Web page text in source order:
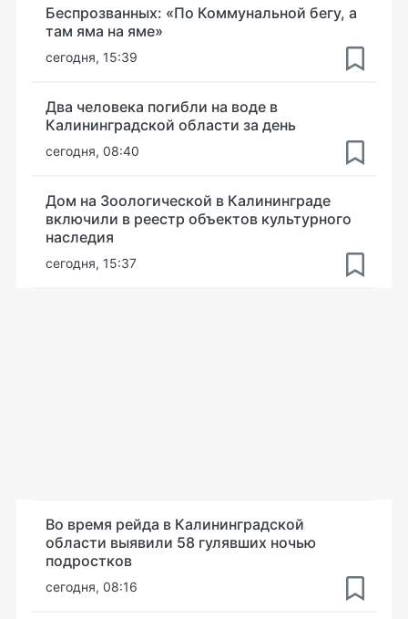
Беспрозванных: «По Коммунальной бегу, а
там яма на яме»
сегодня, 15:39
Два человека погибли на воде в
Калининградской области за день
сегодня, 08:40
Дом на Зоологической в Калининграде
включили в реестр объектов культурного
наследия
сегодня, 15:37
Во время рейда в Калининградской
области выявили 58 гулявших ночью
подростков
сегодня, 08:16